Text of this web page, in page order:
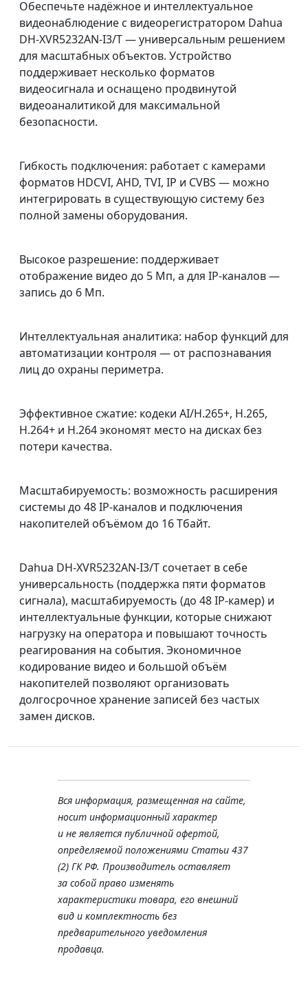
Обеспечьте надёжное и интеллектуальное
видеонаблюдение с видеорегистратором Dahua
DH‑XVR5232AN‑I3/T — универсальным решением
для масштабных объектов. Устройство
поддерживает несколько форматов
видеосигнала и оснащено продвинутой
видеоаналитикой для максимальной
безопасности.
Гибкость подключения: работает с камерами
форматов HDCVI, AHD, TVI, IP и CVBS — можно
интегрировать в существующую систему без
полной замены оборудования.
Высокое разрешение: поддерживает
отображение видео до 5 Мп, а для IP‑каналов —
запись до 6 Мп.
Интеллектуальная аналитика: набор функций для
автоматизации контроля — от распознавания
лиц до охраны периметра.
Эффективное сжатие: кодеки AI/H.265+, H.265,
H.264+ и H.264 экономят место на дисках без
потери качества.
Масштабируемость: возможность расширения
системы до 48 IP‑каналов и подключения
накопителей объёмом до 16 Тбайт.
Dahua DH‑XVR5232AN‑I3/T сочетает в себе
универсальность (поддержка пяти форматов
сигнала), масштабируемость (до 48 IP‑камер) и
интеллектуальные функции, которые снижают
нагрузку на оператора и повышают точность
реагирования на события. Экономичное
кодирование видео и большой объём
накопителей позволяют организовать
долгосрочное хранение записей без частых
замен дисков.
Вся информация, размещенная на сайте,
носит информационный характер
и не является публичной офертой,
определяемой положениями Статьи 437
(2) ГК РФ. Производитель оставляет
за собой право изменять
характеристики товара, его внешний
вид и комплектность без
предварительного уведомления
продавца.